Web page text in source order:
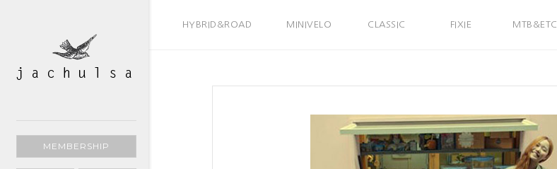
HYBRID&ROAD MINIVELO CLASSIC FIXIE MTB&ETC
MEMBERSHIP